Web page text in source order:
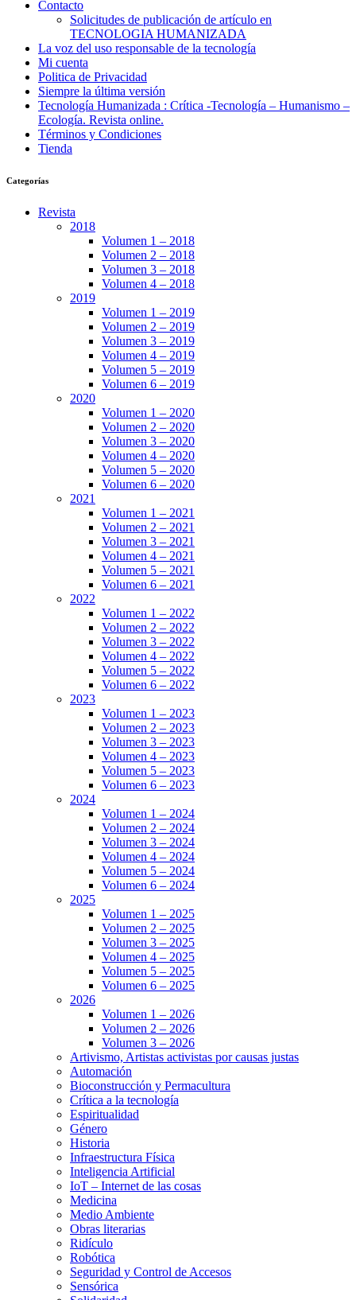
Contacto
Solicitudes de publicación de artículo en
TECNOLOGIA HUMANIZADA
La voz del uso responsable de la tecnología
Mi cuenta
Politica de Privacidad
Siempre la última versión
Tecnología Humanizada : Crítica -Tecnología – Humanismo –
Ecología. Revista online.
Términos y Condiciones
Tienda
Categorías
Revista
2018
Volumen 1 – 2018
Volumen 2 – 2018
Volumen 3 – 2018
Volumen 4 – 2018
2019
Volumen 1 – 2019
Volumen 2 – 2019
Volumen 3 – 2019
Volumen 4 – 2019
Volumen 5 – 2019
Volumen 6 – 2019
2020
Volumen 1 – 2020
Volumen 2 – 2020
Volumen 3 – 2020
Volumen 4 – 2020
Volumen 5 – 2020
Volumen 6 – 2020
2021
Volumen 1 – 2021
Volumen 2 – 2021
Volumen 3 – 2021
Volumen 4 – 2021
Volumen 5 – 2021
Volumen 6 – 2021
2022
Volumen 1 – 2022
Volumen 2 – 2022
Volumen 3 – 2022
Volumen 4 – 2022
Volumen 5 – 2022
Volumen 6 – 2022
2023
Volumen 1 – 2023
Volumen 2 – 2023
Volumen 3 – 2023
Volumen 4 – 2023
Volumen 5 – 2023
Volumen 6 – 2023
2024
Volumen 1 – 2024
Volumen 2 – 2024
Volumen 3 – 2024
Volumen 4 – 2024
Volumen 5 – 2024
Volumen 6 – 2024
2025
Volumen 1 – 2025
Volumen 2 – 2025
Volumen 3 – 2025
Volumen 4 – 2025
Volumen 5 – 2025
Volumen 6 – 2025
2026
Volumen 1 – 2026
Volumen 2 – 2026
Volumen 3 – 2026
Artivismo, Artistas activistas por causas justas
Automación
Bioconstrucción y Permacultura
Crítica a la tecnología
Espiritualidad
Género
Historia
Infraestructura Física
Inteligencia Artificial
IoT – Internet de las cosas
Medicina
Medio Ambiente
Obras literarias
Ridículo
Robótica
Seguridad y Control de Accesos
Sensórica